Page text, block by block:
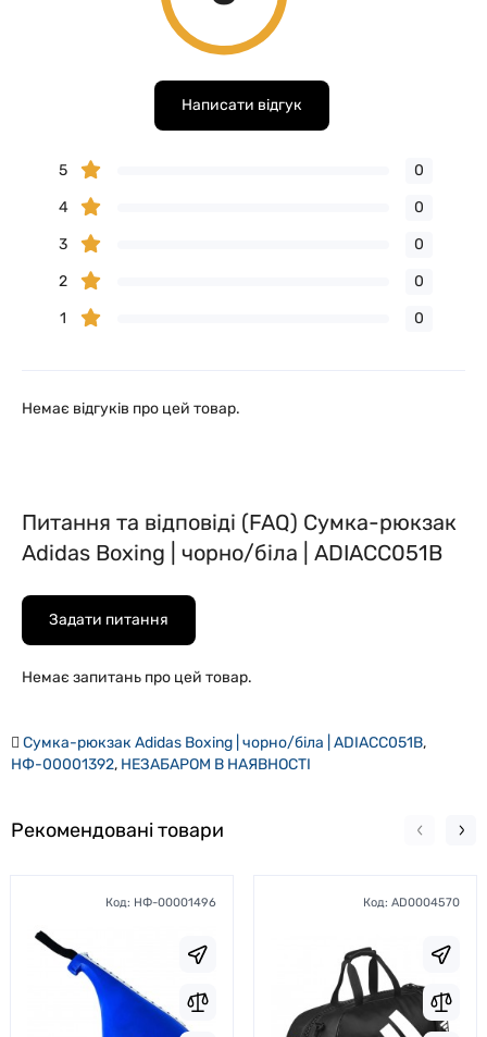
Написати відгук
5
0
4
0
3
0
2
0
1
0
Немає відгуків про цей товар.
Питання та відповіді (FAQ) Сумка-рюкзак
Adidas Boxing | чорно/біла | ADIACC051B
Задати питання
Немає запитань про цей товар.
Сумка-рюкзак Adidas Boxing | чорно/біла | ADIACC051B,
НФ-00001392, НЕЗАБАРОМ В НАЯВНОСТІ
Рекомендовані товари
Код: НФ-00001496 Код: AD0004570